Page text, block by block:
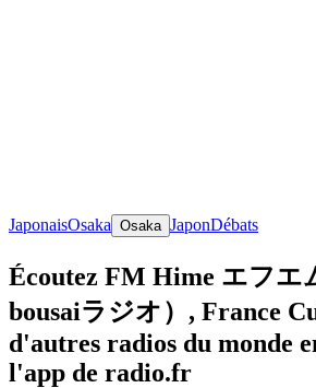
JaponaisOsaka Osaka JaponDébats
Écoutez FM Hime エフエ
bousaiラジオ）, France
d'autres radios du monde
l'app de radio.fr